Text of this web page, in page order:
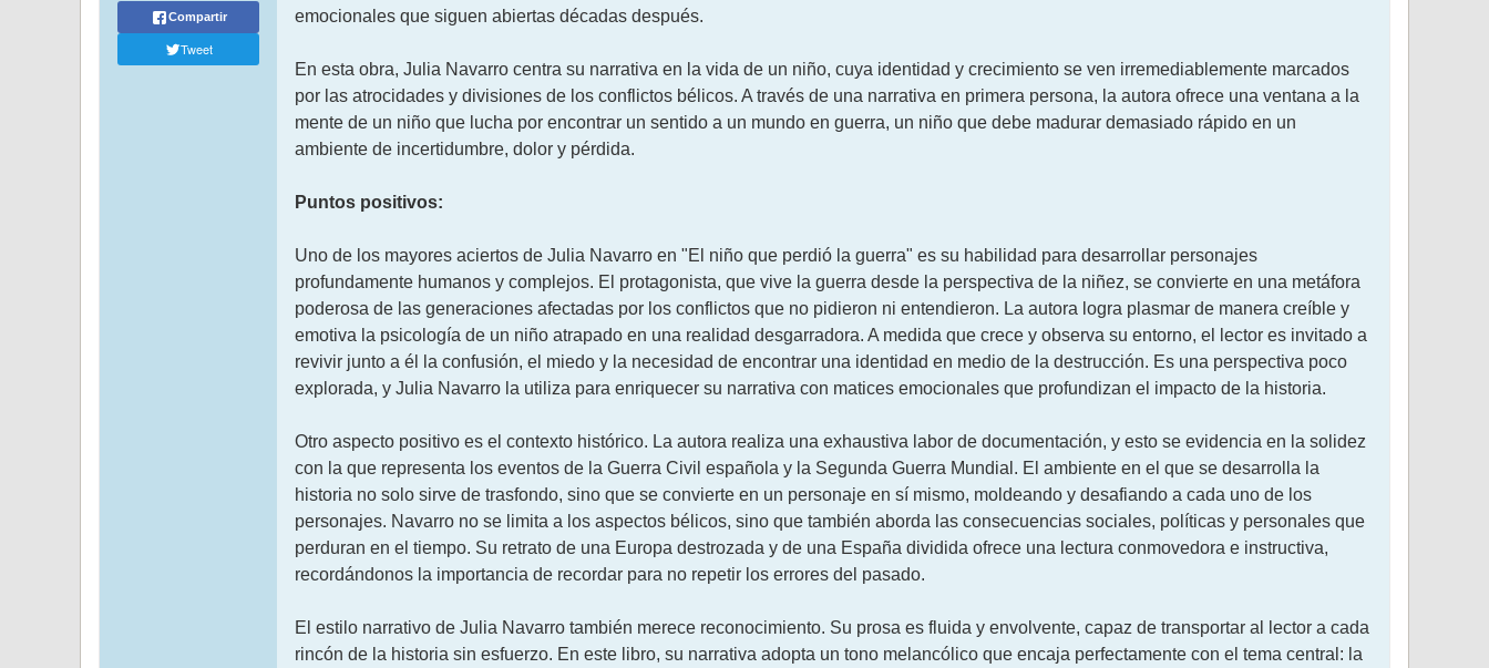
Compartir
Tweet
emocionales que siguen abiertas décadas después.
En esta obra, Julia Navarro centra su narrativa en la vida de un niño, cuya identidad y crecimiento se ven irremediablemente marcados
por las atrocidades y divisiones de los conflictos bélicos. A través de una narrativa en primera persona, la autora ofrece una ventana a la
mente de un niño que lucha por encontrar un sentido a un mundo en guerra, un niño que debe madurar demasiado rápido en un
ambiente de incertidumbre, dolor y pérdida.
Puntos positivos:
Uno de los mayores aciertos de Julia Navarro en "El niño que perdió la guerra" es su habilidad para desarrollar personajes
profundamente humanos y complejos. El protagonista, que vive la guerra desde la perspectiva de la niñez, se convierte en una metáfora
poderosa de las generaciones afectadas por los conflictos que no pidieron ni entendieron. La autora logra plasmar de manera creíble y
emotiva la psicología de un niño atrapado en una realidad desgarradora. A medida que crece y observa su entorno, el lector es invitado a
revivir junto a él la confusión, el miedo y la necesidad de encontrar una identidad en medio de la destrucción. Es una perspectiva poco
explorada, y Julia Navarro la utiliza para enriquecer su narrativa con matices emocionales que profundizan el impacto de la historia.
Otro aspecto positivo es el contexto histórico. La autora realiza una exhaustiva labor de documentación, y esto se evidencia en la solidez
con la que representa los eventos de la Guerra Civil española y la Segunda Guerra Mundial. El ambiente en el que se desarrolla la
historia no solo sirve de trasfondo, sino que se convierte en un personaje en sí mismo, moldeando y desafiando a cada uno de los
personajes. Navarro no se limita a los aspectos bélicos, sino que también aborda las consecuencias sociales, políticas y personales que
perduran en el tiempo. Su retrato de una Europa destrozada y de una España dividida ofrece una lectura conmovedora e instructiva,
recordándonos la importancia de recordar para no repetir los errores del pasado.
El estilo narrativo de Julia Navarro también merece reconocimiento. Su prosa es fluida y envolvente, capaz de transportar al lector a cada
rincón de la historia sin esfuerzo. En este libro, su narrativa adopta un tono melancólico que encaja perfectamente con el tema central: la